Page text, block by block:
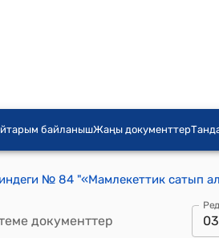
байланышЖаңы документтер
документтер